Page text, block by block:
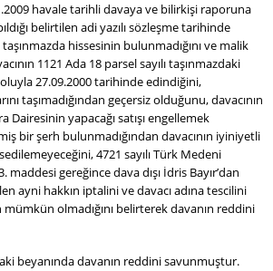
havale tarihli davaya ve bilirkişi raporuna
belirtilen adi yazılı sözleşme tarihinde
hissesinin bulunmadığını ve malik
1121 Ada 18 parsel sayılı taşınmazdaki
27.09.2000 tarihinde edindiğini,
taşımadığından geçersiz olduğunu, davacının
Dairesinin yapacağı satışı engellemek
bir şerh bulunmadığından davacının iyiniyetli
4721 sayılı Türk Medeni
maddesi gereğince dava dışı İdris Bayır’dan
ayni hakkın iptalini ve davacı adına tescilini
olmadığını belirterek davanın reddini
beyanında davanın reddini savunmuştur.